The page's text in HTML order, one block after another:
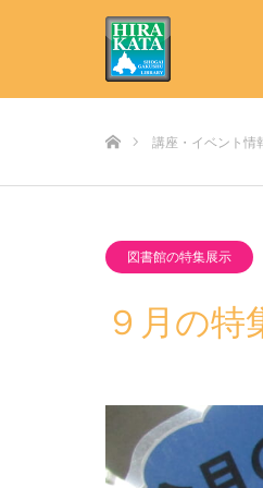
講座・イベント情
図書館の特集展示
９月の特